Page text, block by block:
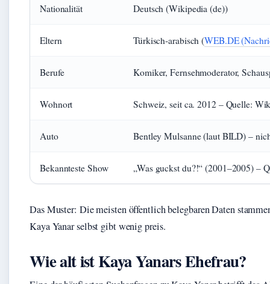
Nationalität Deutsch (Wikipedia (de))
Eltern Türkisch-arabisch (WEB.DE
Berufe Komiker, Fernsehmoderator,
Wohnort Schweiz, seit ca. 2012 – Quelle:
Auto Bentley Mulsanne (laut BILD) –
Bekannteste Show „Was guckst du?!“ (2001–2005) –
Das Muster: Die meisten öffentlich belegbaren Daten
Kaya Yanar selbst gibt wenig preis.
Wie alt ist Kaya Yanars Ehefrau?